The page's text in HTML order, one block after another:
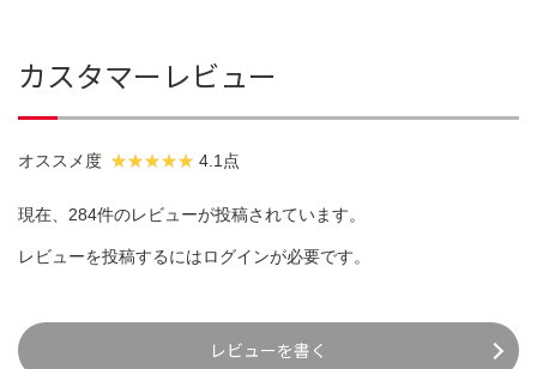
カスタマーレビュー
オススメ度 4.1点
現在、284件のレビューが投稿されています。
レビューを投稿するにはログインが必要です。
レビューを書く